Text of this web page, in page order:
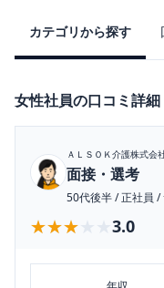
カテゴリから探す
女性社員の口コミ詳細
ＡＬＳＯＫ介護株式会
面接・選考
50代後半/正社員 /
★★★★★
★★★★★ 3.0